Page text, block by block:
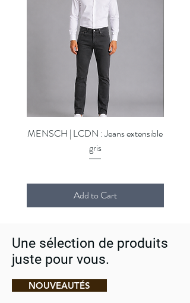
MENSCH | LCDN : Jeans extensible
gris
Add to Cart
Une sélection de produits
juste pour vous.
NOUVEAUTÉS